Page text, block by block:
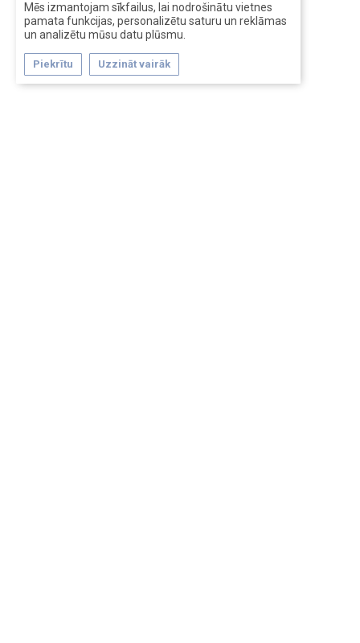
Mēs izmantojam sīkfailus, lai nodrošinātu vietnes
pamata funkcijas, personalizētu saturu un reklāmas
un analizētu mūsu datu plūsmu.
Piekrītu Uzzināt vairāk